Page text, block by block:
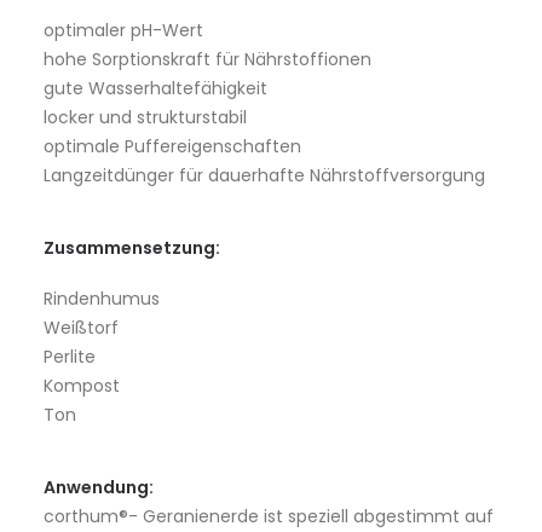
optimaler pH-Wert
hohe Sorptionskraft für Nährstoffionen
gute Wasserhaltefähigkeit
locker und strukturstabil
optimale Puffereigenschaften
Langzeitdünger für dauerhafte Nährstoffversorgung
Zusammensetzung:
Rindenhumus
Weißtorf
Perlite
Kompost
Ton
Anwendung:
corthum®- Geranienerde ist speziell abgestimmt auf